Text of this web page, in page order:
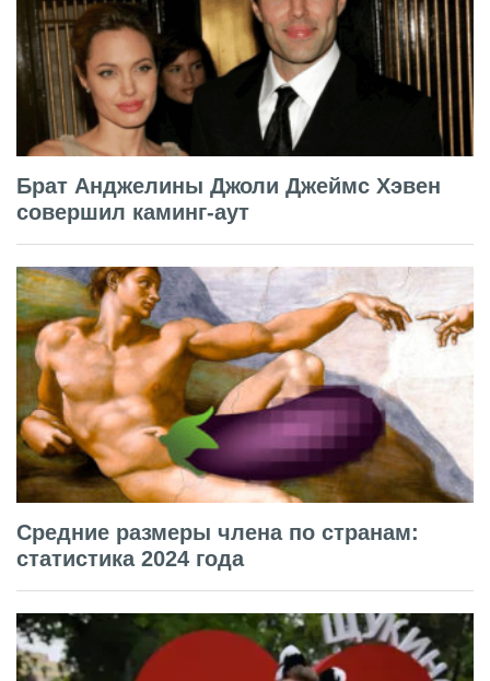
Брат Анджелины Джоли Джеймс Хэвен
совершил каминг-аут
Средние размеры члена по странам:
статистика 2024 года